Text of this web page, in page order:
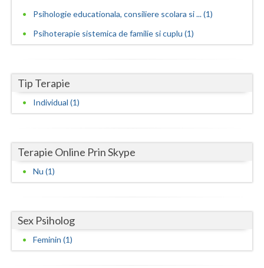
Timis
Valcea
Vaslui
Psihologie educationala, consiliere scolara si ... (1)
Psihoterapie sistemica de familie si cuplu (1)
Tip Terapie
Individual (1)
Terapie Online Prin Skype
Nu (1)
Sex Psiholog
Feminin (1)